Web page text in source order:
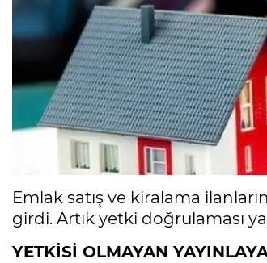
Emlak satış ve kiralama
girdi. Artık yetki doğrulaması
YETKİSİ OLMAYAN